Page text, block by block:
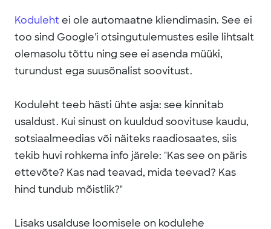
Koduleht ei ole automaatne kliendimasin. See ei
too sind Google'i otsingutulemustes esile lihtsalt
olemasolu tõttu ning see ei asenda müüki,
turundust ega suusõnalist soovitust.
Koduleht teeb hästi ühte asja: see kinnitab
usaldust. Kui sinust on kuuldud soovituse kaudu,
sotsiaalmeedias või näiteks raadiosaates, siis
tekib huvi rohkema info järele: "Kas see on päris
ettevõte? Kas nad teavad, mida teevad? Kas
hind tundub mõistlik?"
Lisaks usalduse loomisele on kodulehe